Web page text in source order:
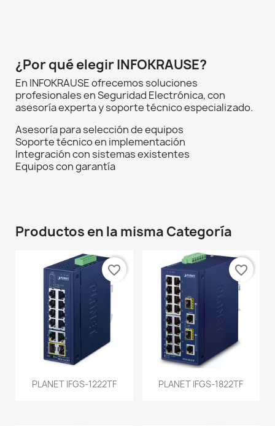
¿Por qué elegir INFOKRAUSE?
En INFOKRAUSE ofrecemos soluciones
profesionales en Seguridad Electrónica, con
asesoría experta y soporte técnico especializado.
Asesoría para selección de equipos
Soporte técnico en implementación
Integración con sistemas existentes
Equipos con garantía
Productos en la misma Categoría
PLANET IFGS-1222TF
favorite_border
PLANET IFGS-1822TF
favorite_border